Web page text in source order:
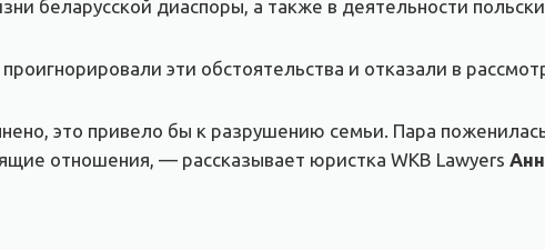
беларусской диаспоры, а также в деятельности
эти обстоятельства и отказали в
это привело бы к разрушению семьи. Пара поженилась
отношения, — рассказывает юристка WKB Lawyers